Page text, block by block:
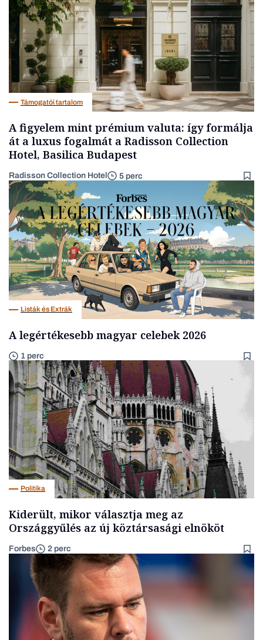
Támogatói tartalom
A figyelem mint prémium valuta: így formálja
át a luxus fogalmát a Radisson Collection
Hotel, Basilica Budapest
Radisson Collection Hotel 5 perc
Listák és Extrák
A legértékesebb magyar celebek 2026
1 perc
Politika
Kiderült, mikor választja meg az
Országgyűlés az új köztársasági elnököt
Forbes 2 perc